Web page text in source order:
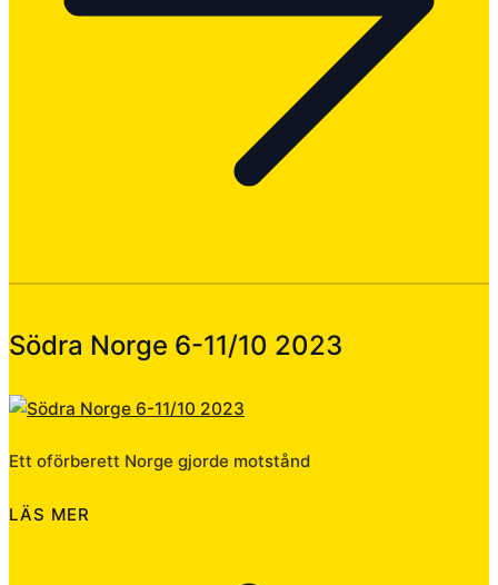
Södra Norge 6-11/10 2023
Ett oförberett Norge gjorde motstånd
LÄS MER